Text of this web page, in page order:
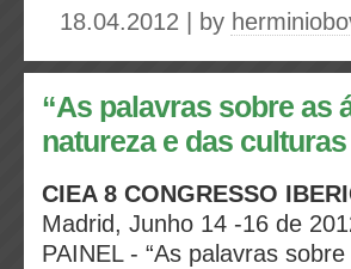
18.04.2012 | by
“As palavras sobre as
natureza e das
CIEA 8 CONGRESSO
Madrid, Junho 14 -16 de
PAINEL - “As palavras